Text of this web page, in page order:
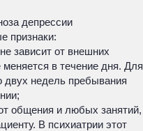
депрессии
признаки:
зависит от внешних
в течение дня. Для
двух недель пребывания
общения и любых занятий,
В психиатрии этот